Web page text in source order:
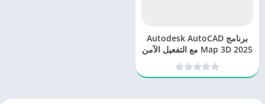
برنامج Autodesk AutoCAD
Map 3D 2025 مع التفعيل الآمن